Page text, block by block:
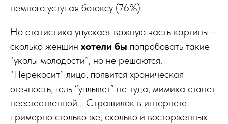
немного уступая ботоксу (76%).
Но статистика упускает важную часть картины -
сколько женщин хотели бы попробовать такие
“уколы молодости”, но не решаются.
“Перекосит” лицо, появится хроническая
отечность, гель “уплывет” не туда, мимика станет
неестественной... Страшилок в интернете
примерно столько же, сколько и восторженных